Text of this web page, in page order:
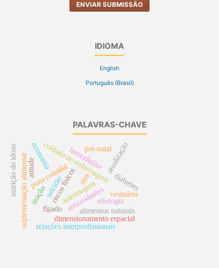
ENVIAR SUBMISSÃO
IDIOMA
English
Português (Brasil)
PALAVRAS-CHAVE
cuidado de enfermagem
prata coloidal
etiologia
atualização
antioxidantes
suplementação alimentar alimentos naturais
nutrição do idoso
dimensionamento espacial
riscos físicos
autoimagem
rins
suicídio vestuário
relações interprofissionais
economia
fígado
reação
diabettes
hemodialíse
atitude
pré-natal